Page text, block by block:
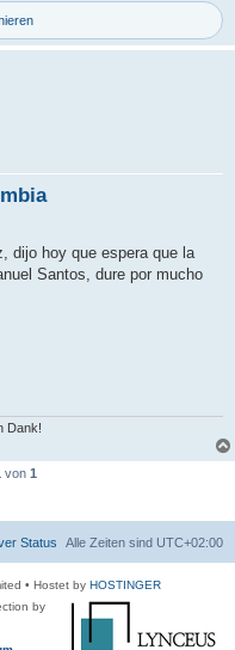
dijo hoy que espera que la
Santos, dure por mucho
Dank!
von 1
Alle Zeiten sind UTC+02:00
Status
• Hostet by HOSTINGER
by